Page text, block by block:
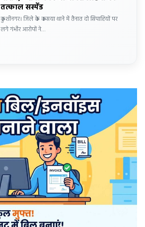
तत्काल सस्पेंड
कुशीनगर। जिले के कसया थाने में तैनात दो सिपाहियों पर
लगे गंभीर आरोपों ने…